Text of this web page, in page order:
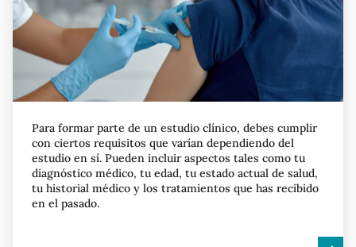
Para formar parte de un estudio clínico, debes cumplir
con ciertos requisitos que varían dependiendo del
estudio en sí. Pueden incluir aspectos tales como tu
diagnóstico médico, tu edad, tu estado actual de salud,
tu historial médico y los tratamientos que has recibido
en el pasado.